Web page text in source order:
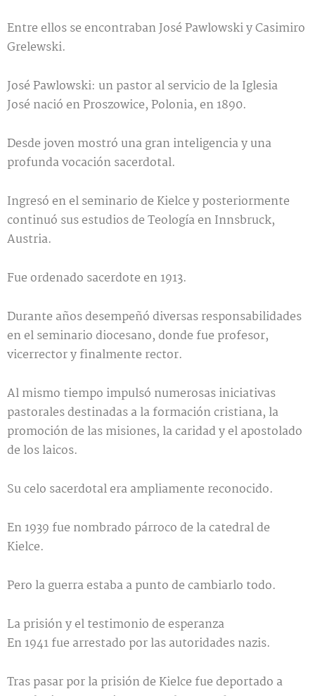
Entre ellos se encontraban José Pawlowski y Casimiro
Grelewski.
José Pawlowski: un pastor al servicio de la Iglesia
José nació en Proszowice, Polonia, en 1890.
Desde joven mostró una gran inteligencia y una
profunda vocación sacerdotal.
Ingresó en el seminario de Kielce y posteriormente
continuó sus estudios de Teología en Innsbruck,
Austria.
Fue ordenado sacerdote en 1913.
Durante años desempeñó diversas responsabilidades
en el seminario diocesano, donde fue profesor,
vicerrector y finalmente rector.
Al mismo tiempo impulsó numerosas iniciativas
pastorales destinadas a la formación cristiana, la
promoción de las misiones, la caridad y el apostolado
de los laicos.
Su celo sacerdotal era ampliamente reconocido.
En 1939 fue nombrado párroco de la catedral de
Kielce.
Pero la guerra estaba a punto de cambiarlo todo.
La prisión y el testimonio de esperanza
En 1941 fue arrestado por las autoridades nazis.
Tras pasar por la prisión de Kielce fue deportado a